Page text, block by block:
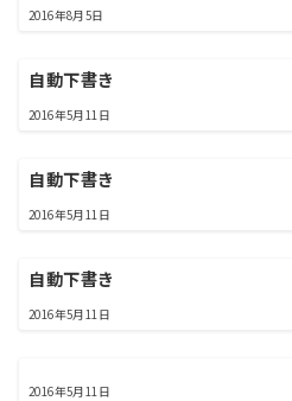
2016年8月5日
自動下書き
2016年5月11日
自動下書き
2016年5月11日
自動下書き
2016年5月11日
2016年5月11日